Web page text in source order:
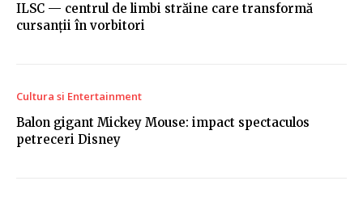
ILSC — centrul de limbi străine care transformă
cursanții în vorbitori
Cultura si Entertainment
Balon gigant Mickey Mouse: impact spectaculos
petreceri Disney